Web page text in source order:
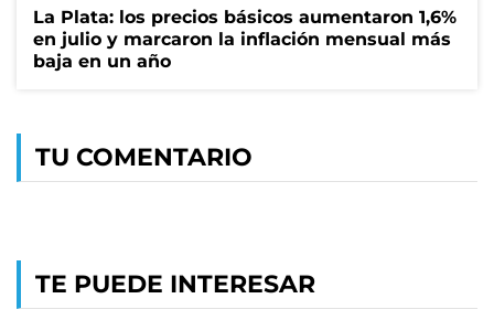
La Plata: los precios básicos aumentaron 1,6%
en julio y marcaron la inflación mensual más
baja en un año
TU COMENTARIO
TE PUEDE INTERESAR